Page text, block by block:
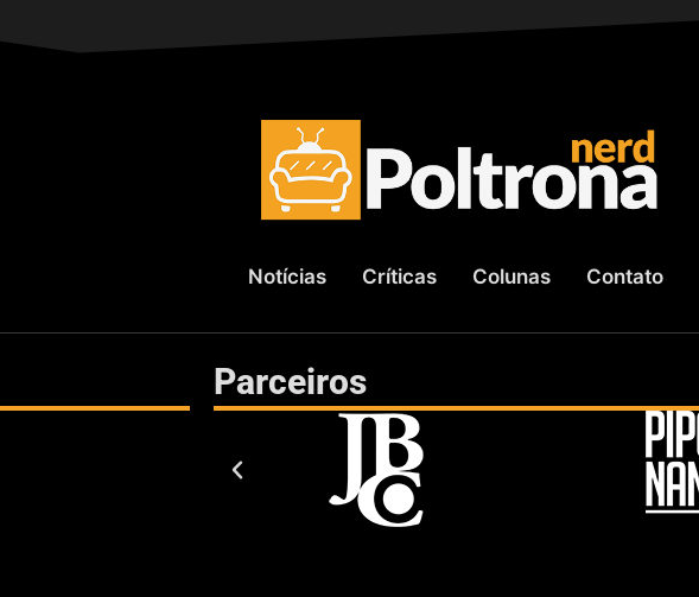
Notícias Críticas Colunas Contato
Parceiros